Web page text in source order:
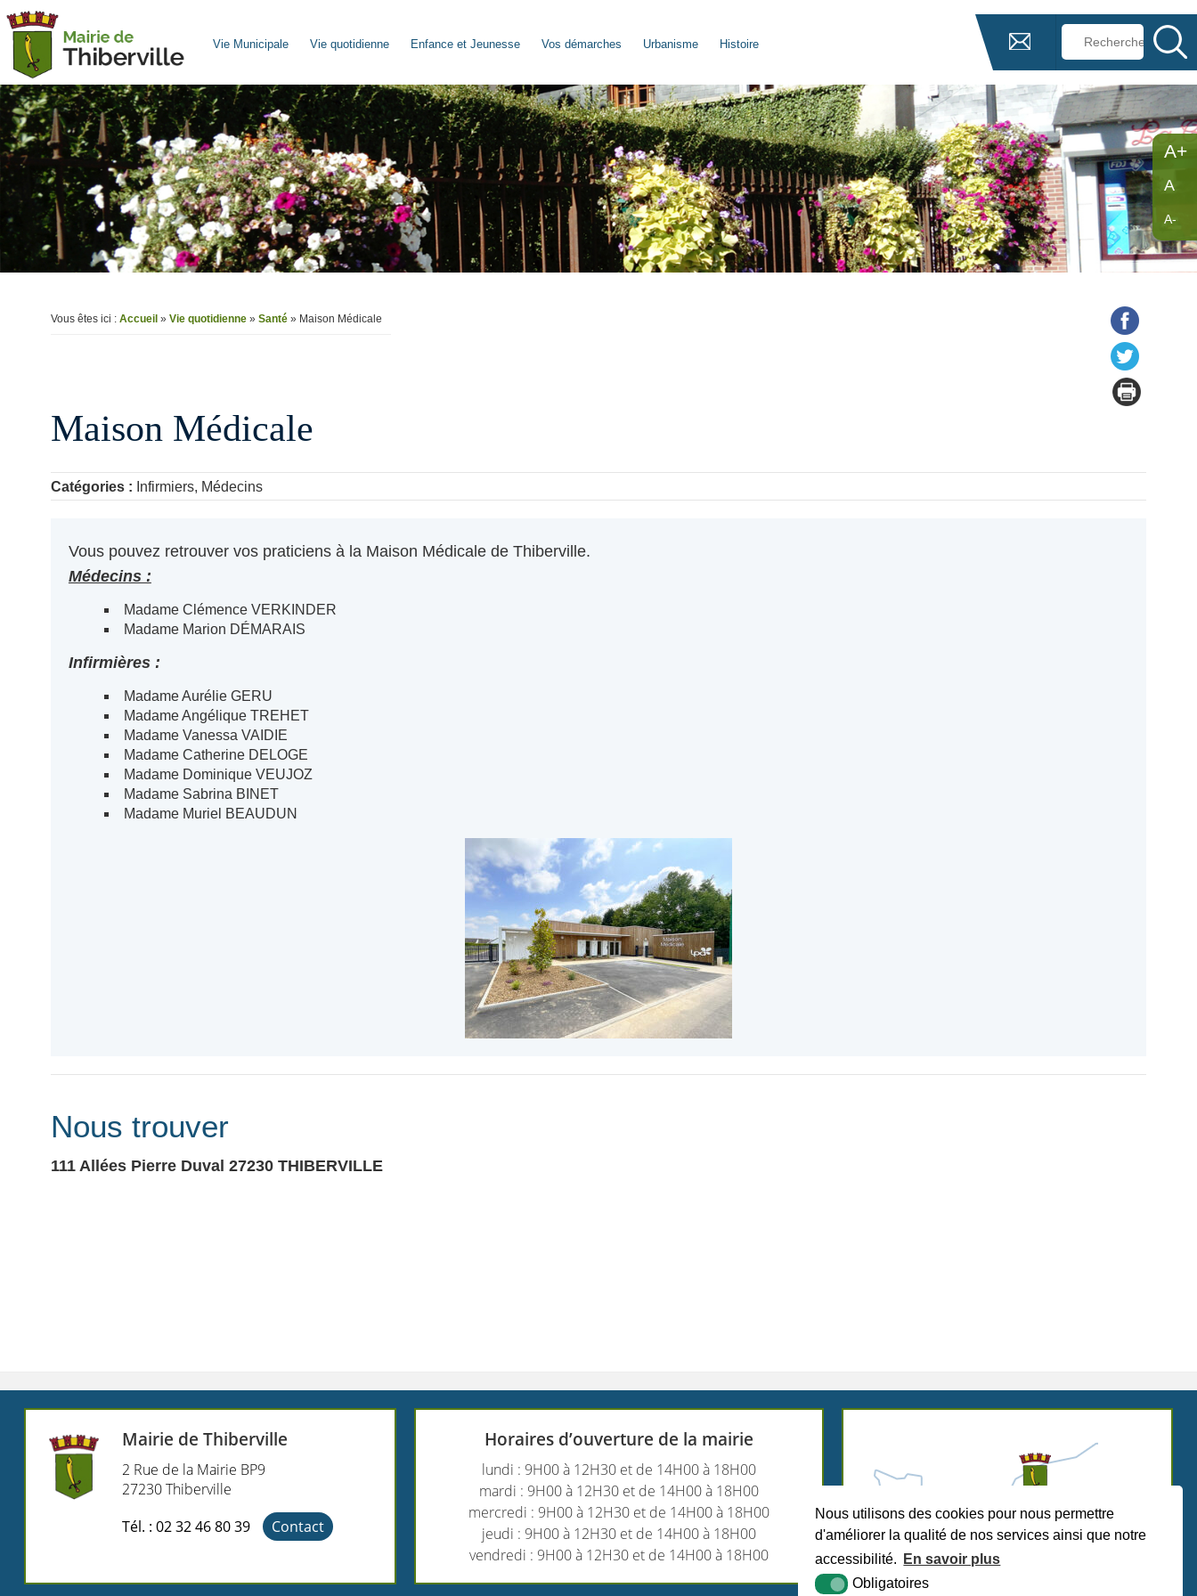
Nous utilisons des cookies pour nous permettre
d'améliorer la qualité de nos services ainsi que notre
accessibilité.
En savoir plus
Obligatoires
Vie Municipale Vie quotidienne Enfance et Jeunesse Vos démarches Urbanisme Histoire
A+
A
A-
Vous êtes ici : Accueil» Vie quotidienne» Santé» Maison Médicale
Maison Médicale
Catégories : Infirmiers, Médecins
Vous pouvez retrouver vos praticiens à la Maison Médicale de Thiberville.
Médecins :
Madame Clémence VERKINDER
Madame Marion DÉMARAIS
Infirmières :
Madame Aurélie GERU
Madame Angélique TREHET
Madame Vanessa VAIDIE
Madame Catherine DELOGE
Madame Dominique VEUJOZ
Madame Sabrina BINET
Madame Muriel BEAUDUN
Nous trouver
111 Allées Pierre Duval 27230 THIBERVILLE
Mairie de Thiberville
2 Rue de la Mairie BP9
27230 Thiberville
Tél. : 02 32 46 80 39
Contact
Horaires d’ouverture de la mairie
lundi : 9H00 à 12H30 et de 14H00 à 18H00
mardi : 9H00 à 12H30 et de 14H00 à 18H00
mercredi : 9H00 à 12H30 et de 14H00 à 18H00
jeudi : 9H00 à 12H30 et de 14H00 à 18H00
vendredi : 9H00 à 12H30 et de 14H00 à 18H00